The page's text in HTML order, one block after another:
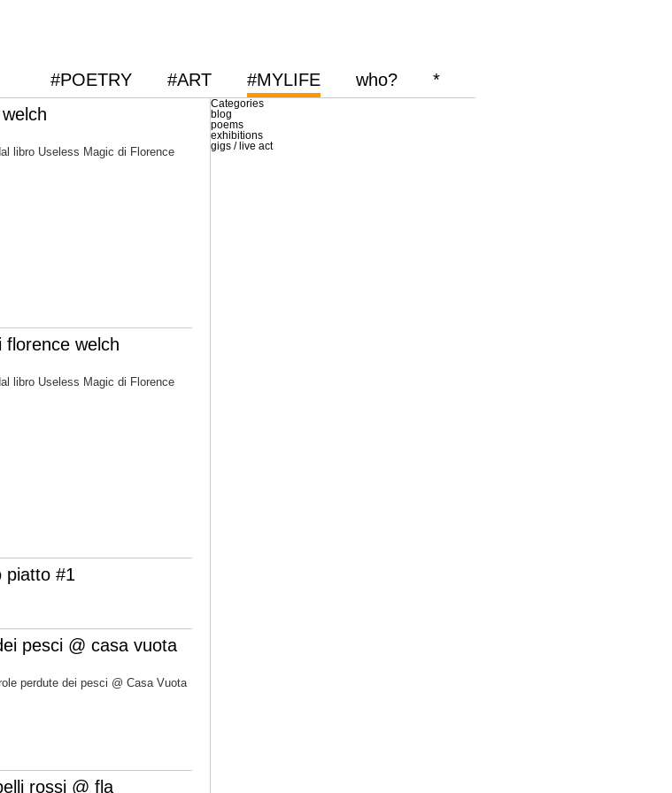
#POETRY #ART #MYLIFE who?
*
libro Useless Magic di Florence
welch
libro Useless Magic di Florence
piatto #1
pesci @ casa vuota
perdute dei pesci @ Casa Vuota
rossi @ fla
Categories
blog
poems
exhibitions
gigs / live act